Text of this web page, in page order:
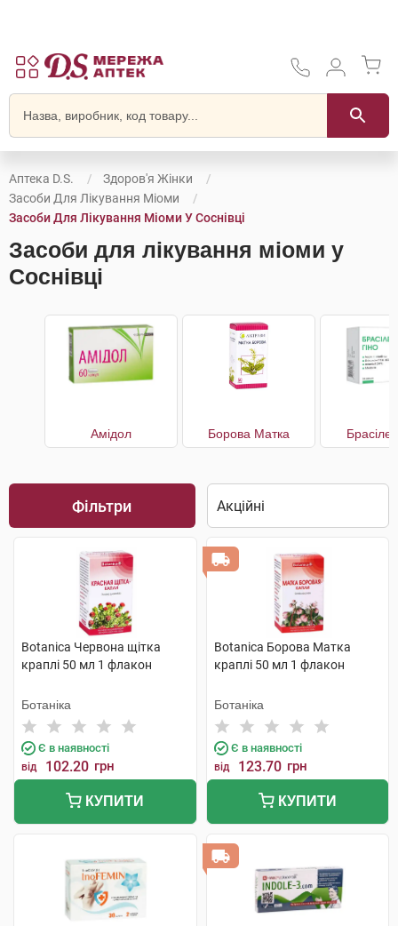
Аптека D.S.
Здоров'я Жінки
Засоби Для Лікування Міоми
Засоби Для Лікування Міоми У Соснівці
Засоби для лікування міоми у
Соснівці
Амідол Борова Матка
Фільтри
Botanica Червона щітка
краплі 50 мл 1 флакон
Ботаніка
Є в наявності
від 102.20 грн
КУПИТИ
Botanica Борова Матка
краплі 50 мл 1 флакон
Ботаніка
Є в наявності
від 123.70 грн
КУПИТИ